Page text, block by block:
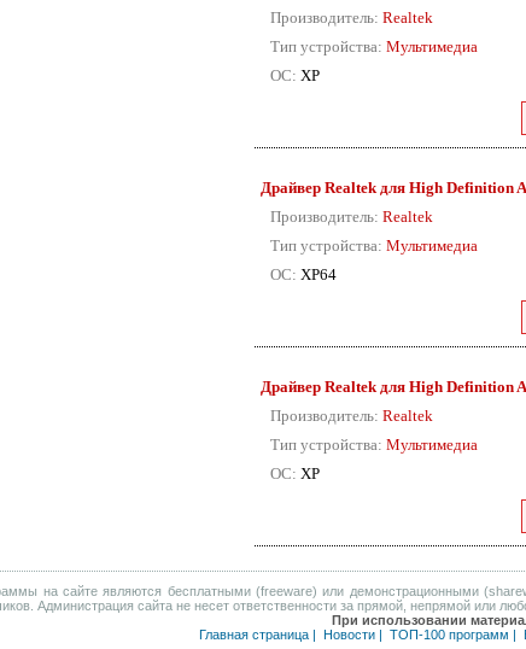
Производитель: Realtek
Тип устройства: Мультимедиа
ОС: XP
Драйвер Realtek для High Definition
Производитель: Realtek
Тип устройства: Мультимедиа
ОС: XP64
Драйвер Realtek для High Definition
Производитель: Realtek
Тип устройства: Мультимедиа
ОС: XP
на сайте являются бесплатными (freeware) или демонстрационными
Администрация сайта не несет ответственности за прямой, непрямой или
При использовании
Главная страница| Новости| ТОП-100 программ |